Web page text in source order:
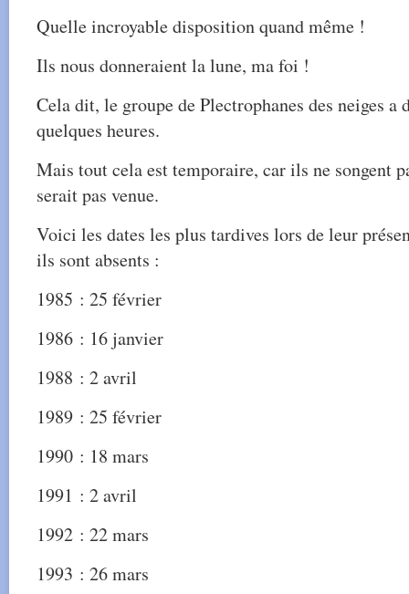
Quelle incroyable disposition quand même !
Ils nous donneraient la lune, ma foi !
Cela dit, le groupe de Plectrophanes des neiges
quelques heures.
Mais tout cela est temporaire, car ils ne songent
serait pas venue.
Voici les dates les plus tardives lors de leur
ils sont absents :
1985 : 25 février
1986 : 16 janvier
1988 : 2 avril
1989 : 25 février
1990 : 18 mars
1991 : 2 avril
1992 : 22 mars
1993 : 26 mars